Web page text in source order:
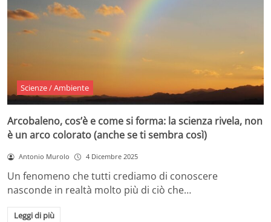
Scienze / Ambiente
Arcobaleno, cos’è e come si forma: la scienza rivela, non
è un arco colorato (anche se ti sembra così)
Antonio Murolo 4 Dicembre 2025
Un fenomeno che tutti crediamo di conoscere
nasconde in realtà molto più di ciò che…
Leggi di più